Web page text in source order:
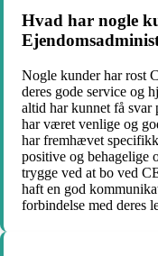
Hvad har nogle
Nogle kunder har rost
deres gode service og
altid har kunnet få svar
har været venlige og
har fremhævet
positive og behagelige
trygge ved at bo ved
haft en god
forbindelse med deres